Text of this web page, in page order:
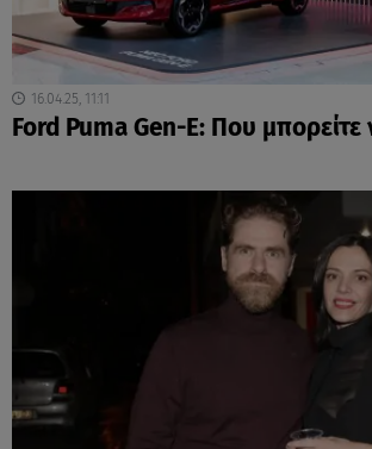
16.04.25, 11:11
Ford Puma Gen-E: Που μπορείτε